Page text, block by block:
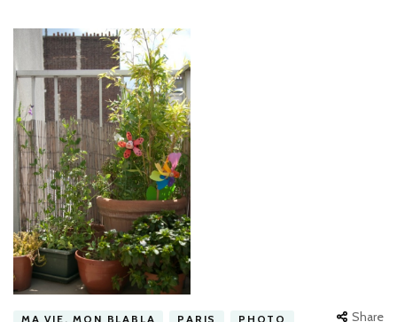
MA VIE, MON BLABLA PARIS PHOTO Share